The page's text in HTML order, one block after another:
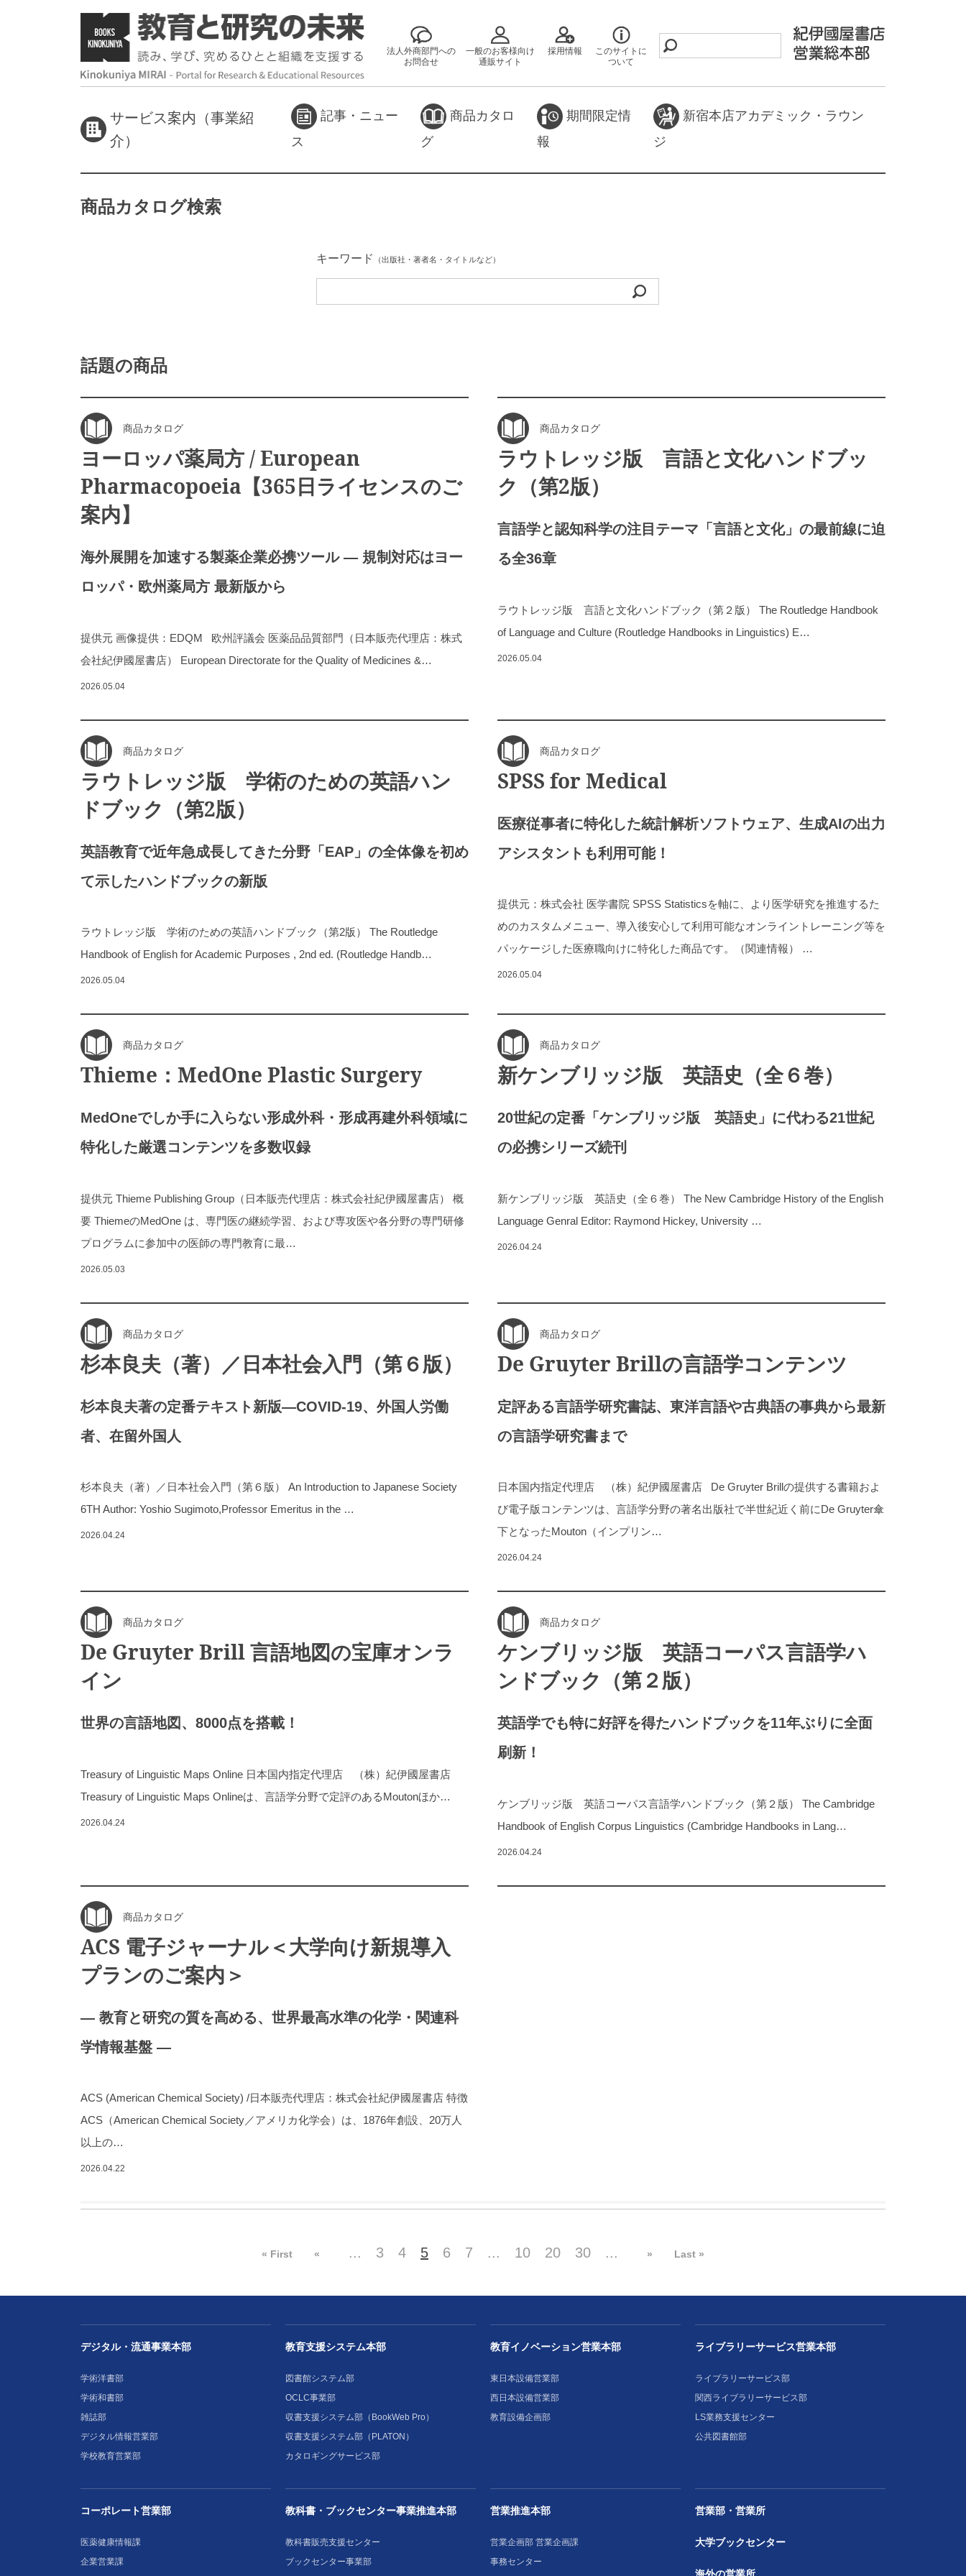
法人外商部門への
お問合せ
一般のお客様向け
通販サイト
採用情報
このサイトに
ついて
サービス案内（事業紹
介）
記事・ニュー
ス
商品カタロ
グ
期間限定情
報
新宿本店アカデミック・ラウン
ジ
商品カタログ検索
キーワード （出版社・著者名・タイトルなど）
話題の商品
商品カタログ
ヨーロッパ薬局方 / European
Pharmacopoeia【365日ライセンスのご
案内】
海外展開を加速する製薬企業必携ツール ― 規制対応はヨー
ロッパ・欧州薬局方 最新版から
提供元 画像提供：EDQM 欧州評議会 医薬品品質部門（日本販売代理店：株式
会社紀伊國屋書店） European Directorate for the Quality of Medicines &…
2026.05.04
商品カタログ
ラウトレッジ版 言語と文化ハンドブッ
ク（第2版）
言語学と認知科学の注目テーマ「言語と文化」の最前線に迫
る全36章
ラウトレッジ版 言語と文化ハンドブック（第２版） The Routledge Handbook
of Language and Culture (Routledge Handbooks in Linguistics) E…
2026.05.04
商品カタログ
ラウトレッジ版 学術のための英語ハン
ドブック（第2版）
英語教育で近年急成長してきた分野「EAP」の全体像を初め
て示したハンドブックの新版
ラウトレッジ版 学術のための英語ハンドブック（第2版） The Routledge
Handbook of English for Academic Purposes , 2nd ed. (Routledge Handb…
2026.05.04
商品カタログ
SPSS for Medical
医療従事者に特化した統計解析ソフトウェア、生成AIの出力
アシスタントも利用可能！
提供元：株式会社 医学書院 SPSS Statisticsを軸に、より医学研究を推進するた
めのカスタムメニュー、導入後安心して利用可能なオンライントレーニング等を
パッケージした医療職向けに特化した商品です。（関連情報） …
2026.05.04
商品カタログ
Thieme：MedOne Plastic Surgery
MedOneでしか手に入らない形成外科・形成再建外科領域に
特化した厳選コンテンツを多数収録
提供元 Thieme Publishing Group（日本販売代理店：株式会社紀伊國屋書店） 概
要 ThiemeのMedOne は、専門医の継続学習、および専攻医や各分野の専門研修
プログラムに参加中の医師の専門教育に最…
2026.05.03
商品カタログ
新ケンブリッジ版 英語史（全６巻）
20世紀の定番「ケンブリッジ版 英語史」に代わる21世紀
の必携シリーズ続刊
新ケンブリッジ版 英語史（全６巻） The New Cambridge History of the English
Language Genral Editor: Raymond Hickey, University …
2026.04.24
商品カタログ
杉本良夫（著）／日本社会入門（第６版）
杉本良夫著の定番テキスト新版―COVID-19、外国人労働
者、在留外国人
杉本良夫（著）／日本社会入門（第６版） An Introduction to Japanese Society
6TH Author: Yoshio Sugimoto,Professor Emeritus in the …
2026.04.24
商品カタログ
De Gruyter Brillの言語学コンテンツ
定評ある言語学研究書誌、東洋言語や古典語の事典から最新
の言語学研究書まで
日本国内指定代理店 （株）紀伊國屋書店 De Gruyter Brillの提供する書籍およ
び電子版コンテンツは、言語学分野の著名出版社で半世紀近く前にDe Gruyter傘
下となったMouton（インプリン…
2026.04.24
商品カタログ
De Gruyter Brill 言語地図の宝庫オンラ
イン
世界の言語地図、8000点を搭載！
Treasury of Linguistic Maps Online 日本国内指定代理店 （株）紀伊國屋書店
Treasury of Linguistic Maps Onlineは、言語学分野で定評のあるMoutonほか…
2026.04.24
商品カタログ
ケンブリッジ版 英語コーパス言語学ハ
ンドブック（第２版）
英語学でも特に好評を得たハンドブックを11年ぶりに全面
刷新！
ケンブリッジ版 英語コーパス言語学ハンドブック（第２版） The Cambridge
Handbook of English Corpus Linguistics (Cambridge Handbooks in Lang…
2026.04.24
商品カタログ
ACS 電子ジャーナル＜大学向け新規導入
プランのご案内＞
― 教育と研究の質を高める、世界最高水準の化学・関連科
学情報基盤 ―
ACS (American Chemical Society) /日本販売代理店：株式会社紀伊國屋書店 特徴
ACS（American Chemical Society／アメリカ化学会）は、1876年創設、20万人
以上の…
2026.04.22
« First « ... 3 4 5 6 7 ... 10 20 30 ... » Last »
デジタル・流通事業本部
学術洋書部
学術和書部
雑誌部
デジタル情報営業部
学校教育営業部
教育支援システム本部
図書館システム部
OCLC事業部
収書支援システム部（BookWeb Pro）
収書支援システム部（PLATON）
カタロギングサービス部
教育イノベーション営業本部
東日本設備営業部
西日本設備営業部
教育設備企画部
ライブラリーサービス営業本部
ライブラリーサービス部
関西ライブラリーサービス部
LS業務支援センター
公共図書館部
コーポレート営業部
医薬健康情報課
企業営業課
教科書・ブックセンター事業推進本部
教科書販売支援センター
ブックセンター事業部
営業推進本部
営業企画部 営業企画課
事務センター
営業部・営業所
大学ブックセンター